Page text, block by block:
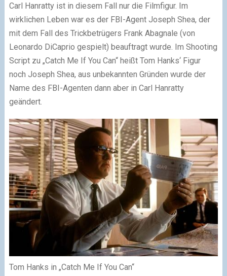
Carl Hanratty ist in diesem Fall nur die Filmfigur. Im
wirklichen Leben war es der FBI-Agent Joseph Shea, der
mit dem Fall des Trickbetrügers Frank Abagnale (von
Leonardo DiCaprio gespielt) beauftragt wurde. Im Shooting
Script zu „Catch Me If You Can“ heißt Tom Hanks‘ Figur
noch Joseph Shea, aus unbekannten Gründen wurde der
Name des FBI-Agenten dann aber in Carl Hanratty
geändert.
Tom Hanks in „Catch Me If You Can“